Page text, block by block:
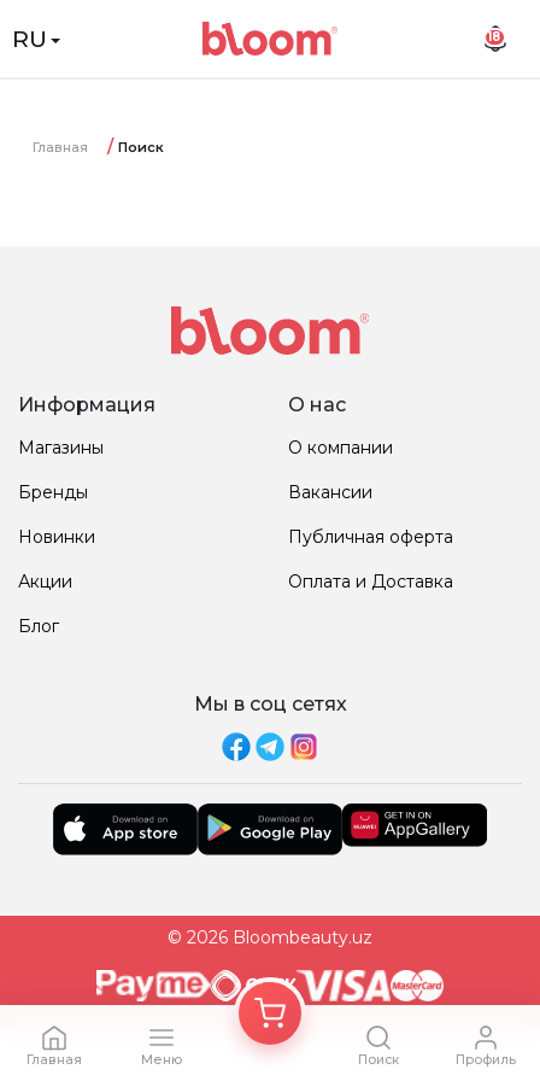
RU 18
Главная Поиск
Информация
Магазины
Бренды
Новинки
Акции
Блог
О нас
О компании
Вакансии
Публичная оферта
Оплата и Доставка
Мы в соц сетях
© 2026 Bloombeauty.uz
Главная Меню Поиск Профиль